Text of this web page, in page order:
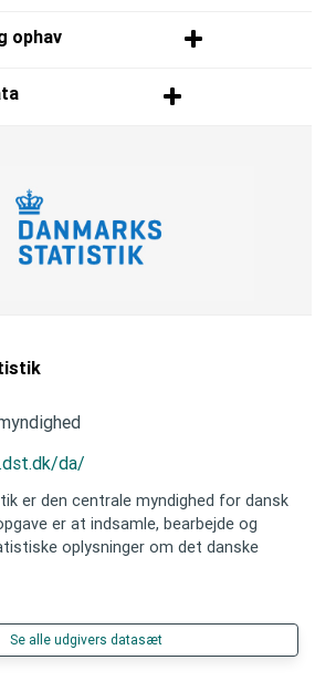
ophav
da/
er den centrale myndighed for dansk
er at indsamle, bearbejde og
oplysninger om det danske
Se alle udgivers datasæt